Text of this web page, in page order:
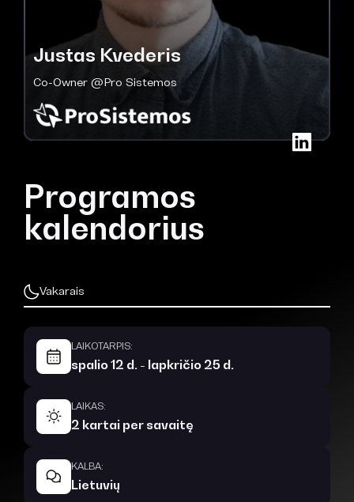
Justas Kvederis
Co-Owner @Pro Sistemos
Programos
kalendorius
Vakarais
LAIKOTARPIS:
spalio 12 d. - lapkričio 25 d.
LAIKAS:
2 kartai per savaitę
KALBA:
Lietuvių